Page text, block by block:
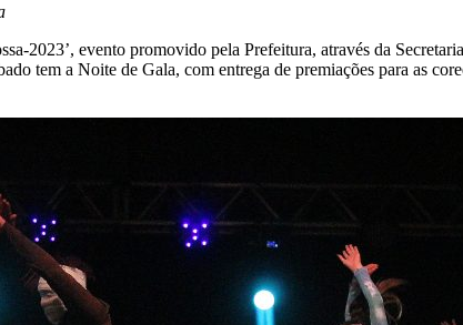
evento promovido pela Prefeitura, através da
tem a Noite de Gala, com entrega de premiações para as